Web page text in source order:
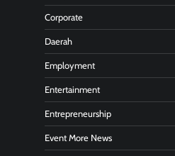
Corporate
Daerah
Employment
Entertainment
Entrepreneurship
Event More News